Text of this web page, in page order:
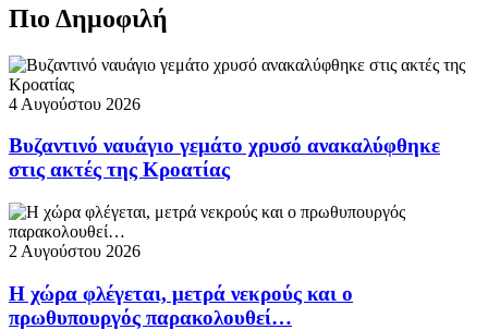
Πιο Δημοφιλή
4 Αυγούστου 2026
Βυζαντινό ναυάγιο γεμάτο χρυσό ανακαλύφθηκε
στις ακτές της Κροατίας
2 Αυγούστου 2026
Η χώρα φλέγεται, μετρά νεκρούς και ο
πρωθυπουργός παρακολουθεί…